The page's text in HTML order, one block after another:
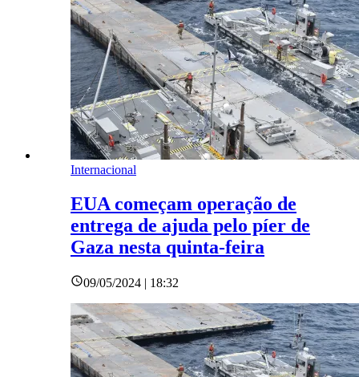
Internacional
EUA começam operação de
entrega de ajuda pelo píer de
Gaza nesta quinta-feira
09/05/2024 | 18:32